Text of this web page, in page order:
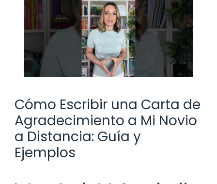
Cómo Escribir una Carta de
Agradecimiento a Mi Novio
a Distancia: Guía y
Ejemplos